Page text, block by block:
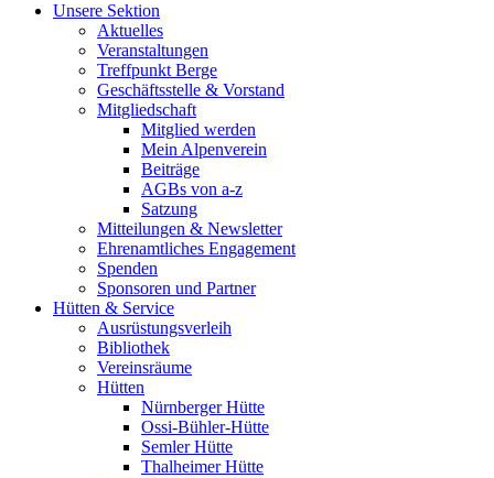
Unsere Sektion
Aktuelles
Veranstaltungen
Treffpunkt Berge
Geschäftsstelle & Vorstand
Mitgliedschaft
Mitglied werden
Mein Alpenverein
Beiträge
AGBs von a-z
Satzung
Mitteilungen & Newsletter
Ehrenamtliches Engagement
Spenden
Sponsoren und Partner
Hütten & Service
Ausrüstungsverleih
Bibliothek
Vereinsräume
Hütten
Nürnberger Hütte
Ossi-Bühler-Hütte
Semler Hütte
Thalheimer Hütte